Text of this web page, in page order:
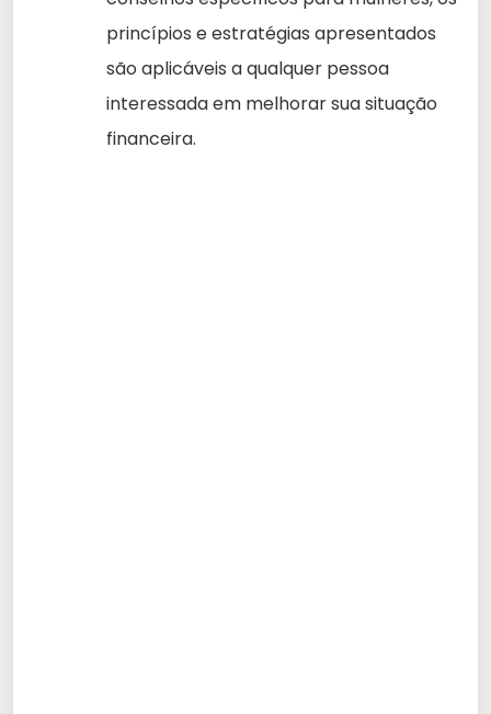
princípios e estratégias apresentados
são aplicáveis a qualquer pessoa
interessada em melhorar sua situação
financeira.